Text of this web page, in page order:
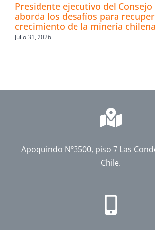
Presidente ejecutivo del
aborda los desafíos para
crecimiento de la minería chilena
Julio 31, 2026
Apoquindo Nº3500, piso 7 Las
Chile.